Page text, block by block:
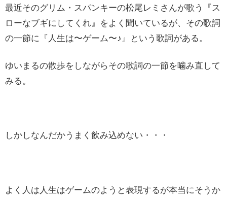
最近そのグリム・スパンキーの松尾レミさんが歌う『ス
ローなブギにしてくれ』をよく聞いているが、その歌詞
の一節に『人生は〜ゲーム〜♪』という歌詞がある。
ゆいまるの散歩をしながらその歌詞の一節を噛み直して
みる。
しかしなんだかうまく飲み込めない・・・
よく人は人生はゲームのようと表現するが本当にそうか